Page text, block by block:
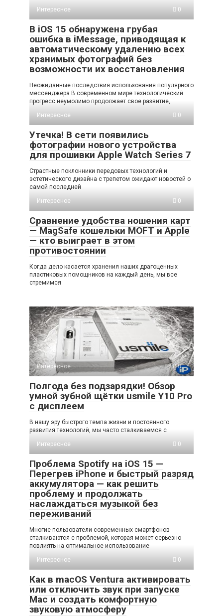
Интересное 0
В iOS 15 обнаружена грубая
ошибка в iMessage, приводящая к
автоматическому удалению всех
хранимых фотографий без
возможности их восстановления
Неожиданные последствия использования популярного
мессенджера В современном мире технологический
прогресс неумолимо продолжает свое развитие,
Интересное
0
Утечка! В сети появились
фотографии нового устройства
для прошивки Apple Watch Series 7
Страстные поклонники передовых технологий и
эстетического дизайна с трепетом ожидают новостей о
самой последней
Интересное
0
Сравнение удобства ношения карт
— MagSafe кошельки MOFT и Apple
— кто выиграет в этом
противостоянии
Когда дело касается хранения наших драгоценных
пластиковых помощников на каждый день, мы все
стремимся
Интересное 0
Полгода без подзарядки! Обзор
умной зубной щётки usmile Y10 Pro
с дисплеем
В нашу эру быстрого темпа жизни и постоянного
развития технологий, мы часто сталкиваемся с
Интересное
0
Проблема Spotify на iOS 15 —
Перегрев iPhone и быстрый разряд
аккумулятора — как решить
проблему и продолжать
наслаждаться музыкой без
переживаний
Многие пользователи современных смартфонов
сталкиваются с проблемой, которая может серьезно
повлиять на оптимальное использование
Интересное
0
Как в macOS Ventura активировать
или отключить звук при запуске
Mac и создать комфортную
звуковую атмосферу